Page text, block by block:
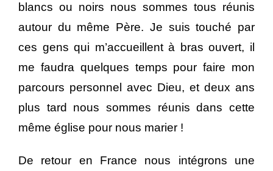
blancs ou noirs nous sommes tous réunis
autour du même Père. Je suis touché par
ces gens qui m’accueillent à bras ouvert, il
me faudra quelques temps pour faire mon
parcours personnel avec Dieu, et deux ans
plus tard nous sommes réunis dans cette
même église pour nous marier !
De retour en France nous intégrons une